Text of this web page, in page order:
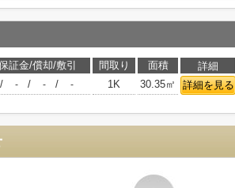
証金/償却/敷引 間取り 面積 詳細
/ - / - / - 1K 30.35㎡ 詳細を見る